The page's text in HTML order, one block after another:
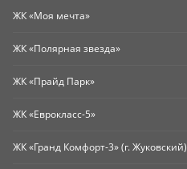
ЖК «Моя мечта»
ЖК «Полярная звезда»
ЖК «Прайд Парк»
ЖК «Еврокласс-5»
ЖК «Гранд Комфорт-3» (г. Жуковский)